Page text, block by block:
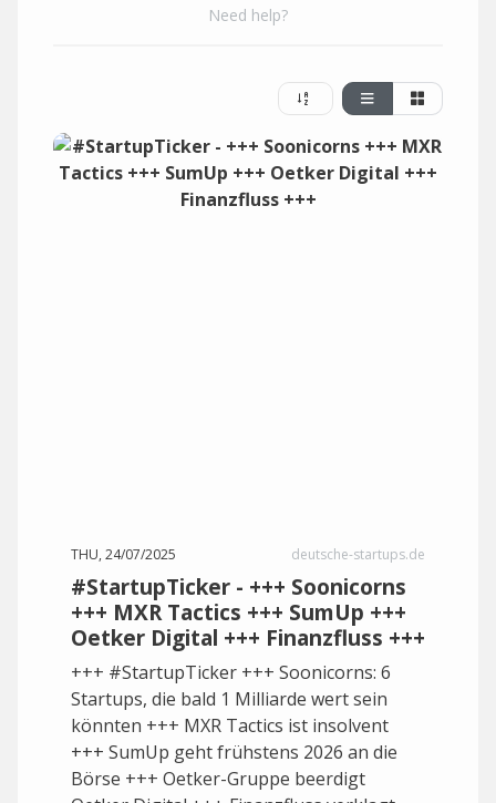
Need help?
THU, 24/07/2025 deutsche-startups.de
#StartupTicker - +++ Soonicorns
+++ MXR Tactics +++ SumUp +++
Oetker Digital +++ Finanzfluss +++
+++ #StartupTicker +++ Soonicorns: 6
Startups, die bald 1 Milliarde wert sein
könnten +++ MXR Tactics ist insolvent
+++ SumUp geht frühstens 2026 an die
Börse +++ Oetker-Gruppe beerdigt